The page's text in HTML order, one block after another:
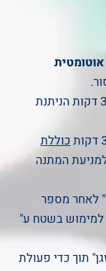
אוטומטית
אופציה של השהיית הפעלה חוזרת 3-5 דקות הניתנת
כוללת
המתנה
לאחר מספר
הניתנת למימוש בשטח ע"
תוך כדי פעולת